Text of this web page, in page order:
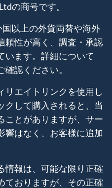
の商号です。
以上の外貨両替や海外
頼性が高く、調査・承認
います。詳細について
認ください。
リエイトリンクを使用し
クして購入されると、当
ことがありますが、サー
響はなく、お客様に追加
情報は、可能な限り正確
ておりますが、その正確